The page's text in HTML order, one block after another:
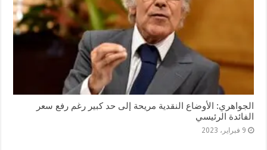
الجواهري: الأوضاع النقدية مريحة إلى حد كبير رغم رفع سعر
الفائدة الرئيسي
9 فبراير، 2023